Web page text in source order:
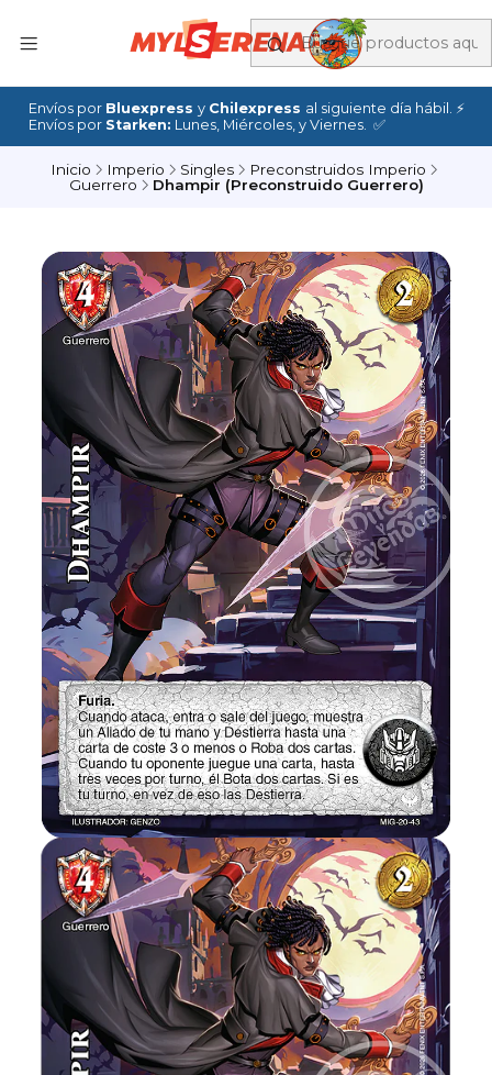
Envíos por Bluexpress y Chilexpress al siguiente día hábil. ⚡
Envíos por Starken: Lunes, Miércoles, y Viernes. ✅
Inicio Imperio Singles
Preconstruidos Imperio
Guerrero
Dhampir (Preconstruido Guerrero)